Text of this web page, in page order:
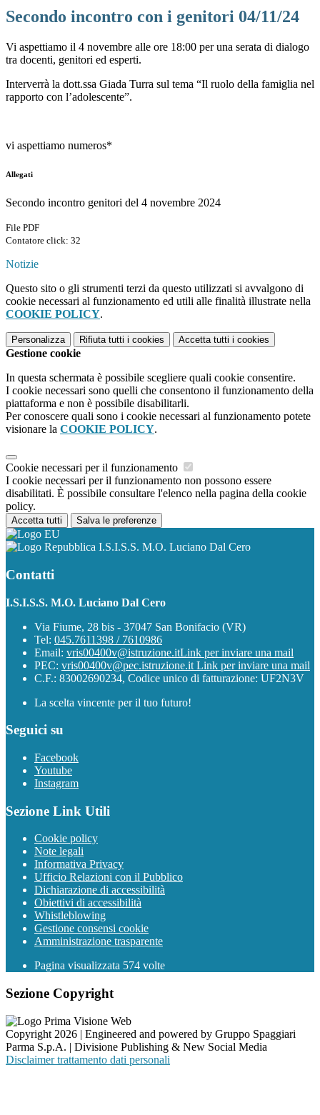
Secondo incontro con i genitori 04/11/24
Vi aspettiamo il 4 novembre alle ore 18:00 per una serata di dialogo
tra docenti, genitori ed esperti.
Interverrà la dott.ssa Giada Turra sul tema “Il ruolo della famiglia nel
rapporto con l’adolescente”.
vi aspettiamo numeros*
Allegati
Secondo incontro genitori del 4 novembre 2024
File PDF
Contatore click: 32
Notizie
Questo sito o gli strumenti terzi da questo utilizzati si avvalgono di
cookie necessari al funzionamento ed utili alle finalità illustrate nella
COOKIE POLICY.
Personalizza Rifiuta tutti i cookies Accetta tutti i cookies
Gestione cookie
In questa schermata è possibile scegliere quali cookie consentire.
I cookie necessari sono quelli che consentono il funzionamento della
piattaforma e non è possibile disabilitarli.
Per conoscere quali sono i cookie necessari al funzionamento potete
visionare la COOKIE POLICY.
Cookie necessari per il funzionamento
I cookie necessari per il funzionamento non possono essere
disabilitati. È possibile consultare l'elenco nella pagina della cookie
policy.
Accetta tutti Salva le preferenze
I.S.I.S.S. M.O. Luciano Dal Cero
Contatti
I.S.I.S.S. M.O. Luciano Dal Cero
Via Fiume, 28 bis - 37047 San Bonifacio (VR)
Tel: 045.7611398 / 7610986
Email: vris00400v@istruzione.itLink per inviare una mail
PEC: vris00400v@pec.istruzione.it Link per inviare una mail
C.F.: 83002690234, Codice unico di fatturazione: UF2N3V
La scelta vincente per il tuo futuro!
Seguici su
Facebook
Youtube
Instagram
Sezione Link Utili
Cookie policy
Note legali
Informativa Privacy
Ufficio Relazioni con il Pubblico
Dichiarazione di accessibilità
Obiettivi di accessibilità
Whistleblowing
Gestione consensi cookie
Amministrazione trasparente
Pagina visualizzata 574 volte
Sezione Copyright
Copyright 2026 | Engineered and powered by Gruppo Spaggiari
Parma S.p.A. | Divisione Publishing & New Social Media
Disclaimer trattamento dati personali